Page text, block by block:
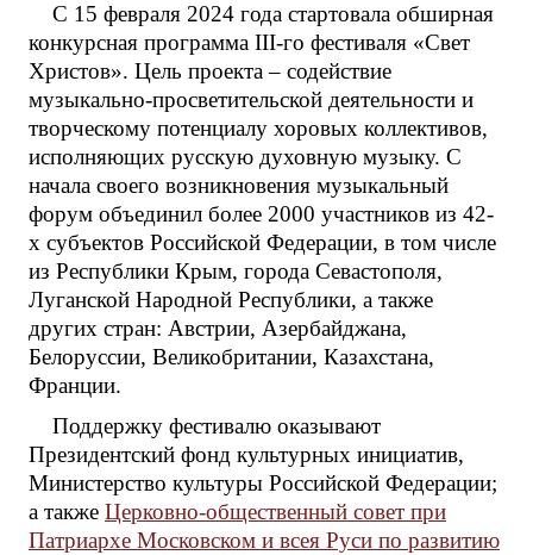
С 15 февраля 2024 года стартовала обширная
конкурсная программа III-го фестиваля «Свет
Христов». Цель проекта – содействие
музыкально-просветительской деятельности и
творческому потенциалу хоровых коллективов,
исполняющих русскую духовную музыку. С
начала своего возникновения музыкальный
форум объединил более 2000 участников из 42-
х субъектов Российской Федерации, в том числе
из Республики Крым, города Севастополя,
Луганской Народной Республики, а также
других стран: Австрии, Азербайджана,
Белоруссии, Великобритании, Казахстана,
Франции.
Поддержку фестивалю оказывают
Президентский фонд культурных инициатив,
Министерство культуры Российской Федерации;
а также Церковно-общественный совет при
Патриархе Московском и всея Руси по развитию